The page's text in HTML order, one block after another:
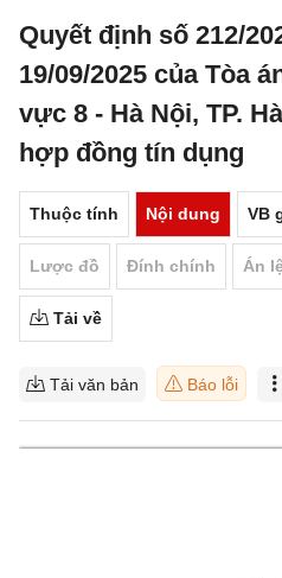
Quyết định số 212/
19/09/2025 của Tòa
vực 8 - Hà Nội, TP.
hợp đồng tín dụng
Thuộc tính Nội dung VB
Lược đồ Đính chính Án lệ
Tải về
Tải văn bản Báo lỗi